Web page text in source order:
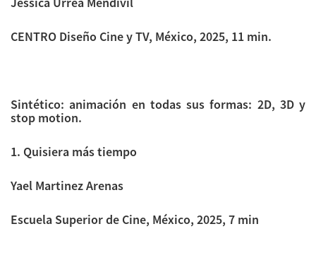
CENTRO Diseño Cine y TV, México, 2025, 11 min.
Sintético: animación en todas sus formas: 2D, 3D y
stop motion.
1. Quisiera más tiempo
Yael Martinez Arenas
Escuela Superior de Cine, México, 2025, 7 min